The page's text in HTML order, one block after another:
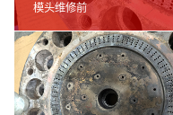
模头维修前